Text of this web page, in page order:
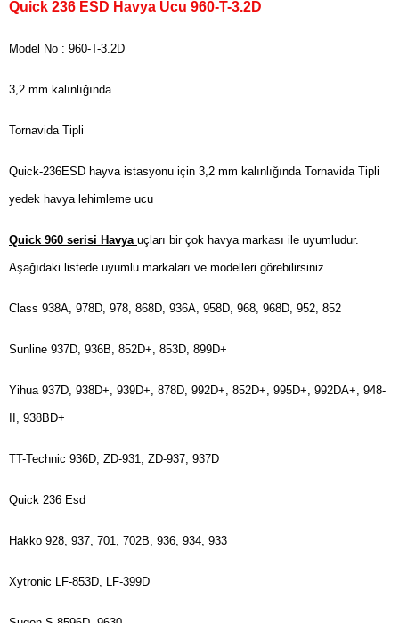
Quick 236 ESD Havya Ucu 960-T-3.2D
Model No : 960-T-3.2D
3,2 mm kalınlığında
Tornavida Tipli
Quick-236ESD hayva istasyonu için 3,2 mm kalınlığında Tornavida Tipli
yedek havya lehimleme ucu
Quick 960 serisi Havya uçları bir çok havya markası ile uyumludur.
Aşağıdaki listede uyumlu markaları ve modelleri görebilirsiniz.
Class 938A, 978D, 978, 868D, 936A, 958D, 968, 968D, 952, 852
Sunline 937D, 936B, 852D+, 853D, 899D+
Yihua 937D, 938D+, 939D+, 878D, 992D+, 852D+, 995D+, 992DA+, 948-
II, 938BD+
TT-Technic 936D, ZD-931, ZD-937, 937D
Quick 236 Esd
Hakko 928, 937, 701, 702B, 936, 934, 933
Xytronic LF-853D, LF-399D